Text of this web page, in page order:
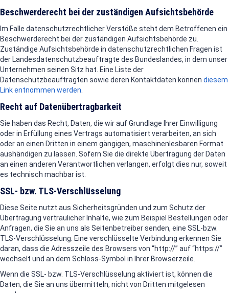
Beschwerderecht bei der zuständigen Aufsichtsbehörde
Im Falle datenschutzrechtlicher Verstöße steht dem Betroffenen ein
Beschwerderecht bei der zuständigen Aufsichtsbehörde zu.
Zuständige Aufsichtsbehörde in datenschutzrechtlichen Fragen ist
der Landesdatenschutzbeauftragte des Bundeslandes, in dem unser
Unternehmen seinen Sitz hat. Eine Liste der
Datenschutzbeauftragten sowie deren Kontaktdaten können diesem
Link entnommen werden
Recht auf Datenübertragbarkeit
Sie haben das Recht, Daten, die wir auf Grundlage Ihrer Einwilligung
oder in Erfüllung eines Vertrags automatisiert verarbeiten, an sich
oder an einen Dritten in einem gängigen, maschinenlesbaren Format
aushändigen zu lassen. Sofern Sie die direkte Übertragung der Daten
an einen anderen Verantwortlichen verlangen, erfolgt dies nur, soweit
es technisch machbar ist.
SSL- bzw. TLS-Verschlüsselung
Diese Seite nutzt aus Sicherheitsgründen und zum Schutz der
Übertragung vertraulicher Inhalte, wie zum Beispiel Bestellungen oder
Anfragen, die Sie an uns als Seitenbetreiber senden, eine SSL-bzw.
TLS-Verschlüsselung. Eine verschlüsselte Verbindung erkennen Sie
daran, dass die Adresszeile des Browsers von “http://” auf “https://”
wechselt und an dem Schloss-Symbol in Ihrer Browserzeile.
Wenn die SSL- bzw. TLS-Verschlüsselung aktiviert ist, können die
Daten, die Sie an uns übermitteln, nicht von Dritten mitgelesen